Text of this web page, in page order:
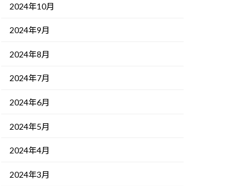
2024年10月
2024年9月
2024年8月
2024年7月
2024年6月
2024年5月
2024年4月
2024年3月